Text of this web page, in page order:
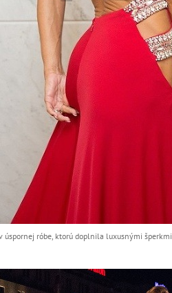
úspornej róbe, ktorú doplnila luxusnými šperkmi